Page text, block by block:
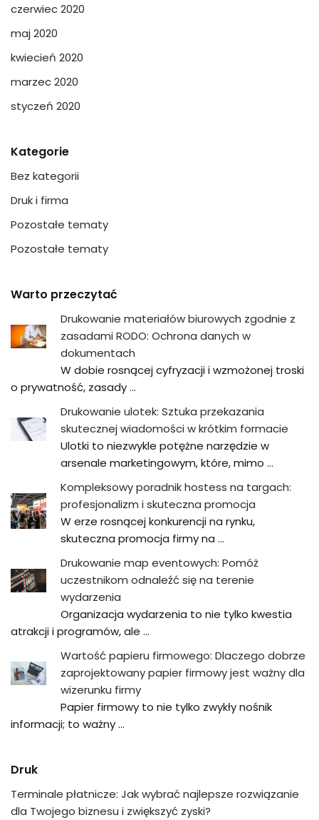
czerwiec 2020
maj 2020
kwiecień 2020
marzec 2020
styczeń 2020
Kategorie
Bez kategorii
Druk i firma
Pozostałe tematy
Pozostałe tematy
Warto przeczytać
Drukowanie materiałów biurowych zgodnie z
zasadami RODO: Ochrona danych w
dokumentach
W dobie rosnącej cyfryzacji i wzmożonej troski
o prywatność, zasady …
Drukowanie ulotek: Sztuka przekazania
skutecznej wiadomości w krótkim formacie
Ulotki to niezwykle potężne narzędzie w
arsenale marketingowym, które, mimo …
Kompleksowy poradnik hostess na targach:
profesjonalizm i skuteczna promocja
W erze rosnącej konkurencji na rynku,
skuteczna promocja firmy na …
Drukowanie map eventowych: Pomóż
uczestnikom odnaleźć się na terenie
wydarzenia
Organizacja wydarzenia to nie tylko kwestia
atrakcji i programów, ale …
Wartość papieru firmowego: Dlaczego dobrze
zaprojektowany papier firmowy jest ważny dla
wizerunku firmy
Papier firmowy to nie tylko zwykły nośnik
informacji; to ważny …
Druk
Terminale płatnicze: Jak wybrać najlepsze rozwiązanie
dla Twojego biznesu i zwiększyć zyski?